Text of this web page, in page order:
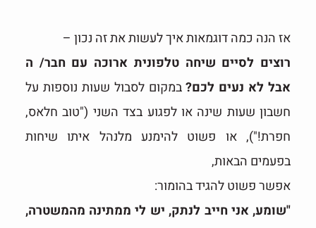
אז הנה כמה דוגמאות איך לעשות את זה נכון –
רוצים לסיים שיחה טלפונית ארוכה עם חבר/ ה
אבל לא נעים לכם?במקום לסבול שעות נוספות על
חשבון שעות שינה או לפגוע בצד השני ("טוב חלאס,
חפרת!"), או פשוט להימנע מלנהל איתו שיחות
בפעמים הבאות,
אפשר פשוט להגיד בהומור:
"שומע, אני חייב לנתק, יש לי ממתינה מהמשטרה,